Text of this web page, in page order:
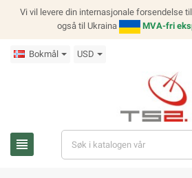
Vi vil levere din internasjonale forsendelse
også til Ukraina
MVA-fri
Bokmål USD
view_headline